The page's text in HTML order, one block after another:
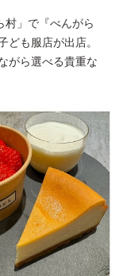
村」で『べんがら
ども服店が出店。
がら選べる貴重な